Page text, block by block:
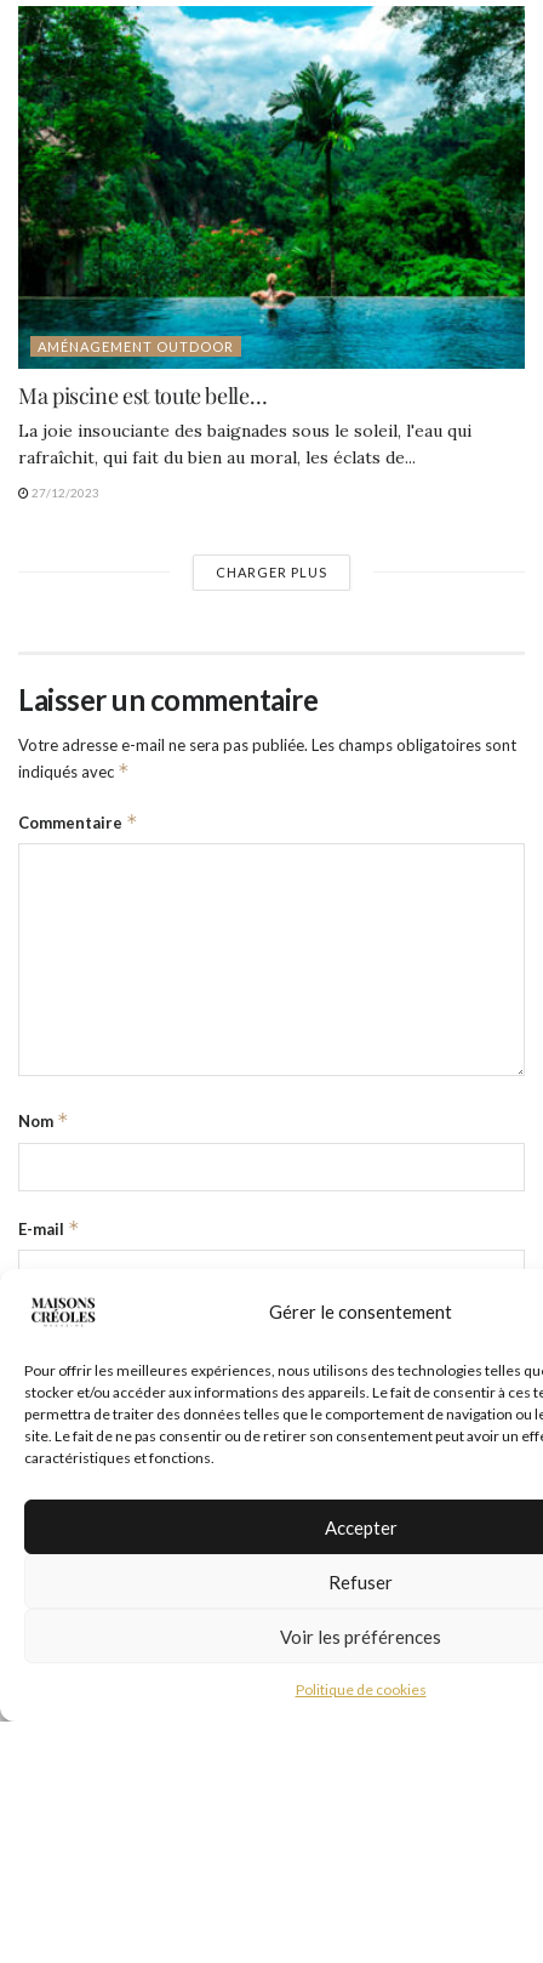
Gérer le consentement
Pour offrir les meilleures expériences, nous utilisons des technologies telles
stocker et/ou accéder aux informations des appareils. Le fait de consentir à ces
permettra de traiter des données telles que le comportement de navigation ou
site. Le fait de ne pas consentir ou de retirer son consentement peut avoir un
caractéristiques et fonctions.
Accepter
Refuser
Voir les préférences
Politique de cookies
AMÉNAGEMENT OUTDOOR
Ma piscine est toute belle…
La joie insouciante des baignades sous le soleil, l'eau qui
rafraîchit, qui fait du bien au moral, les éclats de...
27/12/2023
CHARGER PLUS
Laisser un commentaire
Votre adresse e-mail ne sera pas publiée. Les champs obligatoires sont
indiqués avec *
Commentaire *
Nom *
E-mail *